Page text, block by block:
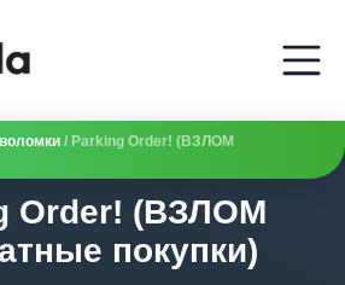
/ Parking Order! (ВЗЛОМ
Order! (ВЗЛОМ
покупки)